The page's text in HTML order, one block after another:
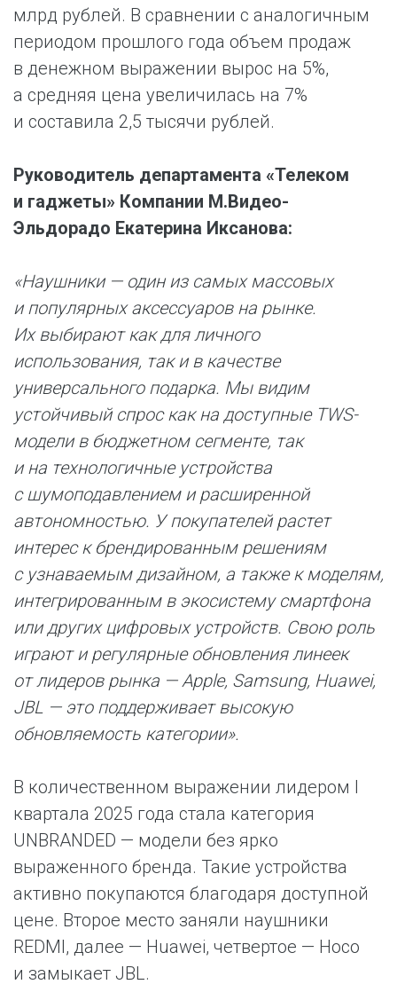
млрд рублей. В сравнении с аналогичным
периодом прошлого года объем продаж
в денежном выражении вырос на 5%,
а средняя цена увеличилась на 7%
и составила 2,5 тысячи рублей.
Руководитель департамента «Телеком
и гаджеты» Компании М.Видео-
Эльдорадо Екатерина Иксанова:
«Наушники — один из самых массовых
и популярных аксессуаров на рынке.
Их выбирают как для личного
использования, так и в качестве
универсального подарка. Мы видим
устойчивый спрос как на доступные TWS-
модели в бюджетном сегменте, так
и на технологичные устройства
с шумоподавлением и расширенной
автономностью. У покупателей растет
интерес к брендированным решениям
с узнаваемым дизайном, а также к моделям,
интегрированным в экосистему смартфона
или других цифровых устройств. Свою роль
играют и регулярные обновления линеек
от лидеров рынка — Apple, Samsung, Huawei,
JBL — это поддерживает высокую
обновляемость категории».
В количественном выражении лидером I
квартала 2025 года стала категория
UNBRANDED — модели без ярко
выраженного бренда. Такие устройства
активно покупаются благодаря доступной
цене. Второе место заняли наушники
REDMI, далее — Huawei, четвертое — Hoco
и замыкает JBL.